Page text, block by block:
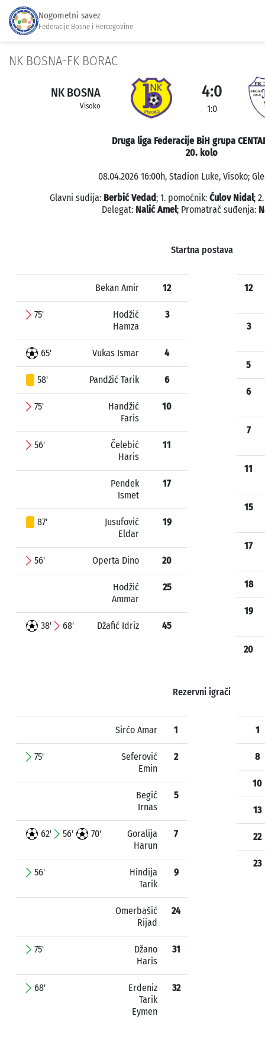
Nogometni savez
Federacije Bosne i Hercegovine
NK BOSNA-FK BORAC
NK BOSNA
Visoko
4:0
1:0
Druga liga Federacije BiH grupa
20. kolo
08.04.2026 16:00h, Stadion Luke, Visoko;
Glavni sudija: Berbić Vedad; 1. pomoćnik: Ćulov Nidal;
Delegat: Nalić Amel; Promatrač suđenja:
Startna postava
Bekan Amir 12
75'
Hodžić
Hamza
3
65' Vukas Ismar 4
58' Pandžić Tarik 6
75'
Handžić
Faris
10
56'
Čelebić
Haris
11
Pendek
Ismet
17
87'
Jusufović
Eldar
19
56' Operta Dino 20
Hodžić
Ammar
25
38' 68' Džafić Idriz 45
12
3
5
6
7
11
15
17
18
19
20
Rezervni igrači
Sirćo Amar 1
75'
Seferović
Emin
2
Begić
Irnas
5
62' 56' 70'
Goralija
Harun
7
56'
Hindija
Tarik
9
Omerbašić
Rijad
24
75'
Džano
Haris
31
68'
Erdeniz
Tarik
Eymen
32
1
8
10
13
22
23